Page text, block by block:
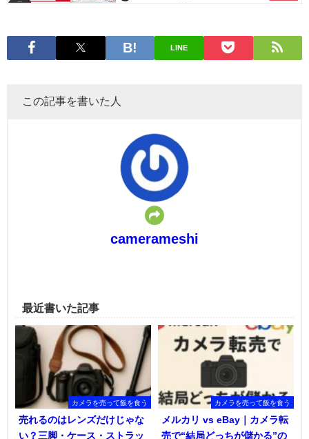
LINE
この記事を書いた人
camerameshi
最近書いた記事
カメラを売って飯を食う
売れるのはレンズだけじゃな
い？三脚・ケース・ストラッ
カメラを売って飯を食う
メルカリ vs eBay｜カメラ転
売で“結局どっちが儲かる”の